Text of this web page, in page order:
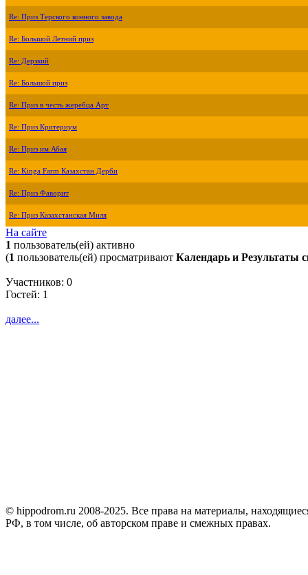
Re: Приз Терского конного завода
Re: Большой Летний приз
Re: Дерзкий
Re: Большой приз
Re: Приз в честь жеребца Арт
Re: Приз Критериум
Re: Приз им.Абая
Re: Kinga Farm Казахстан Дерби
Re: Приз Фаворит
Re: Приз Казахстанская Миля
На сайте
1 пользователь(ей) активно
(1 пользователь(ей) просматривают Календарь и Результаты
Участников: 0
Гостей: 1
далее...
© hippodrom.ru 2008-2025. Все права на материалы,
РФ, в том числе, об авторском праве и смежных правах.